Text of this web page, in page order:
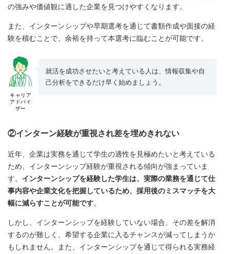
の強みや価値観に適した企業を見つけやすくなります。
また、インターンシップや早期選考を通じて書類作成や面接の経
験を積むことで、余裕を持って本選考に臨むことが可能です。
キャリア
アドバイ
ザー
就活を成功させたいと考えている人は、情報収集や自
己分析をできるだけ早く始めましょう。
②インターン経験が重視され差を埋めきれない
近年、企業は実務を通じて学生の適性を見極めたいと考えている
ため、インターンシップ経験が重視される傾向が強まっていま
す。 インターンシップを経験した学生は、実際の業務を通じて仕
事内容や企業文化を把握しているため、採用後のミスマッチを大
幅に減らすことが可能です。
しかし、インターンシップを経験していない場合、その差を解消
するのが難しく、希望する企業に入るチャンスが減ってしまうか
もしれません。また、インターンシップを通じて得られる実務経